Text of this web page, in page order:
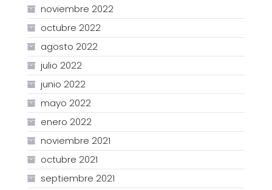
noviembre 2022
octubre 2022
agosto 2022
julio 2022
junio 2022
mayo 2022
enero 2022
noviembre 2021
octubre 2021
septiembre 2021